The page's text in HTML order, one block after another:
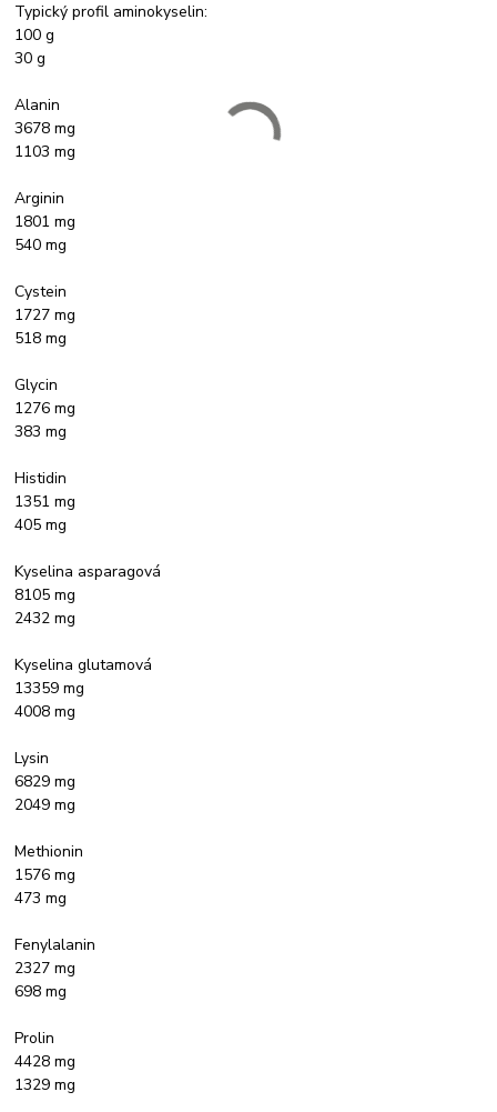
Typický profil aminokyselin:
100 g
30 g
Alanin
3678 mg
1103 mg
Arginin
1801 mg
540 mg
Cystein
1727 mg
518 mg
Glycin
1276 mg
383 mg
Histidin
1351 mg
405 mg
Kyselina asparagová
8105 mg
2432 mg
Kyselina glutamová
13359 mg
4008 mg
Lysin
6829 mg
2049 mg
Methionin
1576 mg
473 mg
Fenylalanin
2327 mg
698 mg
Prolin
4428 mg
1329 mg